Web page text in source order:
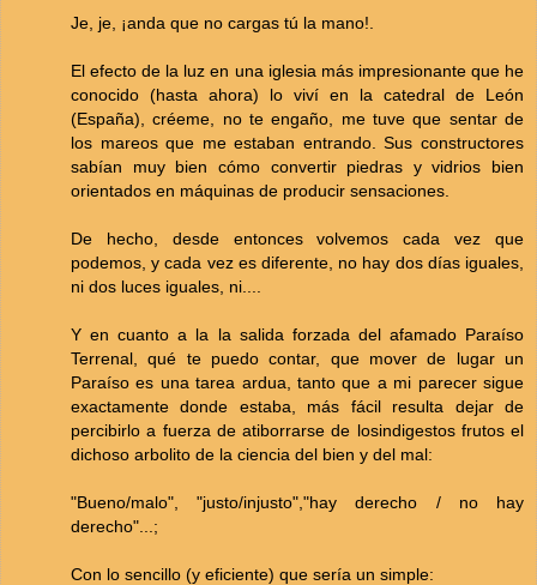
Je, je, ¡anda que no cargas tú la mano!.
El efecto de la luz en una iglesia más impresionante que he
conocido (hasta ahora) lo viví en la catedral de León
(España), créeme, no te engaño, me tuve que sentar de
los mareos que me estaban entrando. Sus constructores
sabían muy bien cómo convertir piedras y vidrios bien
orientados en máquinas de producir sensaciones.
De hecho, desde entonces volvemos cada vez que
podemos, y cada vez es diferente, no hay dos días iguales,
ni dos luces iguales, ni....
Y en cuanto a la la salida forzada del afamado Paraíso
Terrenal, qué te puedo contar, que mover de lugar un
Paraíso es una tarea ardua, tanto que a mi parecer sigue
exactamente donde estaba, más fácil resulta dejar de
percibirlo a fuerza de atiborrarse de losindigestos frutos el
dichoso arbolito de la ciencia del bien y del mal:
"Bueno/malo", "justo/injusto","hay derecho / no hay
derecho"...;
Con lo sencillo (y eficiente) que sería un simple: